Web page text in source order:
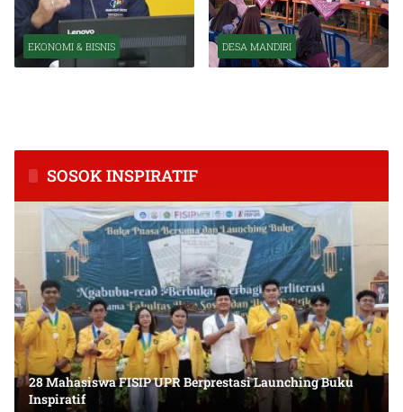
EKONOMI & BISNIS DESA MANDIRI
SOSOK INSPIRATIF
28 Mahasiswa FISIP UPR Berprestasi Launching Buku
Inspiratif